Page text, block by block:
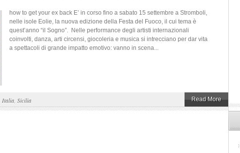
how to get your ex back E’ in corso fino a sabato 15 settembre a Stromboli,
nelle isole Eolie, la nuova edizione della Festa del Fuoco, il cui tema è
quest’anno “il Sogno”. Nelle performance degli artisti internazionali
coinvolti, danza, arti circensi, giocoleria e musica si intrecciano per dar vita
a spettacoli di grande impatto emotivo: vanno in scena...
Italia Sicilia Read More